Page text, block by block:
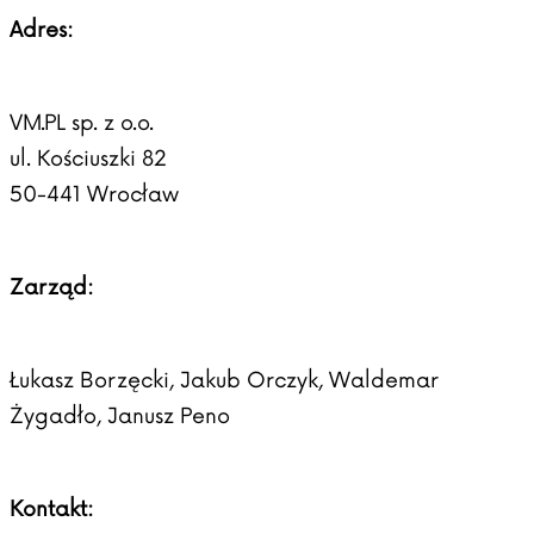
Adres:
VM.PL sp. z o.o.
ul. Kościuszki 82
50-441 Wrocław
Zarząd:
Łukasz Borzęcki, Jakub Orczyk, Waldemar
Żygadło, Janusz Peno
Kontakt: